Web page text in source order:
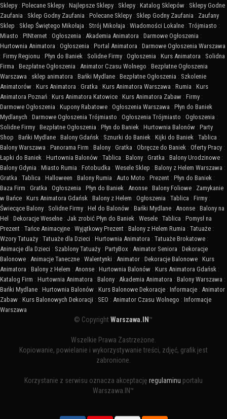
Sklepy : Polecane Sklepy : Najlepsze Sklepy : Sklepy : Katalog Sklepów : Sklepy Godne
Zaufania : Sklep Godny Zaufania : Polecane Sklepy : Sklep Godny Zaufania : Zaufany
Sklep : Sklep Świętego Mikołaja : Strój Mikołaja : Wiadomości Lokalne : Trójmiasto :
Miasto : PINternet : Ogłoszenia : Akademia Animatora : Darmowe Ogłoszenia :
Hurtownia Animatora : Ogłoszenia : Portal Animatora : Darmowe Ogłoszenia Warszawa
: Firmy Regionu : Płyn do Baniek : Solidne Firmy : Ogłoszenia : Kurs Animatora : Solidna
Firma : Bezpłatne Ogłoszenia : Animator Czasu Wolnego : Bezpłatne Ogłoszenia
Warszawa : sklep animatora : Bańki Mydlane : Bezpłatne Ogłoszenia : Szkolenie
Animatorów : Kurs Animatora : Gratka : Kurs Animatora Warszawa : Rumia : Kurs
Animatora Poznań : Kurs Animatora Katowice : Kurs Animatora Zabaw : Firmy :
Darmowe Ogłoszenia : Kupony Rabatowe : Ogłoszenia Warszawa : Płyn do Baniek
Mydlanych : Darmowe Ogłoszenia Trójmiasto : Ogłoszenia Trójmiasto : Ogłoszenia :
Solidne Firmy : Bezpłatne Ogłoszenia : Płyn do Baniek : Hurtownia Balonów : Party
Shop : Bańki Mydlane : Balony Gdańsk : Sznurki do Baniek : Kijki do Baniek : Tablica :
Balony Warszawa : Panorama Firm : Balony : Gratka : Obręcze do Baniek : Oferty Pracy :
Łapki do Baniek : Hurtownia Balonów : Tablica : Balony : Gratka : Balony Urodzinowe :
Balony Gdynia : Miasto Rumia : Fotobudka : Wesele Sklep : Balony z Helem Warszawa :
Gratka : Tablica : Halloween : Balony Rumia : Auto Moto : Prezent : Płyn do Baniek :
Baza Firm : Gratka : Ogłoszenia : Płyn do Baniek : Anonse : Balony Foliowe : Zamykanie
w Bańce : Kurs Animatora Gdańsk : Balony z Helem : Ogłoszenia : Tablica : Firmy :
Świecące Balony : Solidne Firmy : Hel do Balonów : Bańki Mydlane : Anonse : Balony na
Hel : Dekoracje Weselne : Jak zrobić Płyn do Baniek : Wesele : Tablica : Pomysł na
Prezent : Tańce Animacyjne : Wyjątkowy Prezent : Balony z Helem Rumia : Tatuaże :
Wzory Tatuaży : Tatuaże dla Dzieci : Hurtownia Animatora : Tatuaże Brokatowe :
Animacje dla Dzieci : Szablony Tatuaży : PartyBox : Animator Seniora : Dekoracje
Balonowe : Animacje Taneczne : Walentynki : Animator : Dekoracje Balonowe : Kurs
Animatora : Balony z Helem : Anonse : Hurtownia Balonów : Kurs Animatora Gdańsk :
Katalog Firm : Hurtownia Animatora : Balony : Akademia Animatora : Balony Warszawa :
Bańki Mydlane : Hurtownia Balonów : Kurs Balonowe Dekoracje : Informacje : Animator
Zabaw : Kurs Balonowych Dekoracji : SEO : Animator Czasu Wolnego : Informacje
Warszawa
© CopyrightWarszawa.IN ™
Wszelkie Prawa Zastrzeżone.
Kopiowanie, powielanie i wykorzystywanie treści, zdjęć, grafik jest
zabronione.
Korzystanie z serwisu oznacza akceptację regulaminu portalu
Warszawa.IN™